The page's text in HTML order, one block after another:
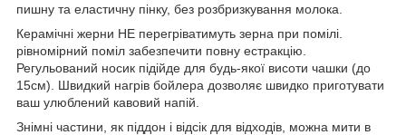
пишну та еластичну пінку, без розбризкування молока.
Керамічні жерни НЕ перегріватимуть зерна при помілі.
рівномірний поміл забезпечити повну естракцію.
Регульований носик підійде для будь-якої висоти чашки (до
15см). Швидкий нагрів бойлера дозволяє швидко приготувати
ваш улюблений кавовий напій.
Знімні частини, як піддон і відсік для відходів, можна мити в